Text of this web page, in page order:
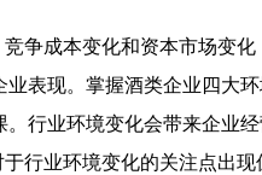
争成本变化和资本市场变
表现。掌握酒类企业四大
行业环境变化会带来企业
行业环境变化的关注点出